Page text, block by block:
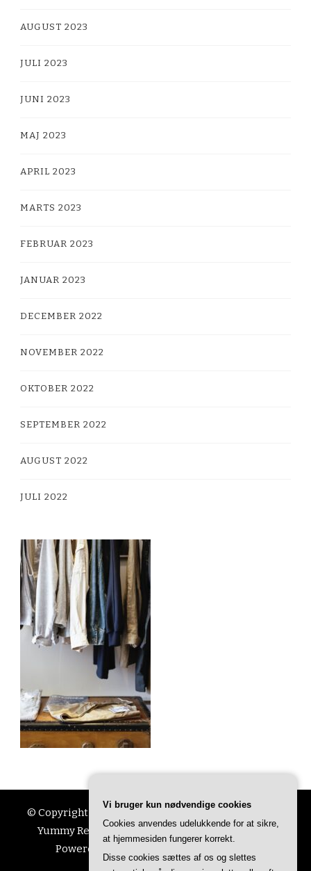
AUGUST 2023
JULI 2023
JUNI 2023
MAJ 2023
APRIL 2023
MARTS 2023
FEBRUAR 2023
JANUAR 2023
DECEMBER 2022
NOVEMBER 2022
OKTOBER 2022
SEPTEMBER 2022
AUGUST 2022
JULI 2022
© Copyright 2026 Ting Til Livet
. All Rights Reserved.
Yummy Recipe | Developed ByBlossom Themes.
Powered by
Vi bruger kun nødvendige cookies
Cookies anvendes udelukkende for at sikre,
at hjemmesiden fungerer korrekt.
Disse cookies sættes af os og slettes